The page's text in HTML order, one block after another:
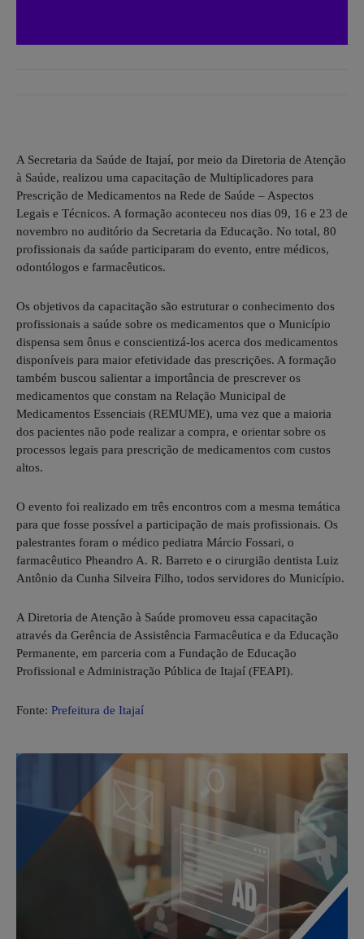
A Secretaria da Saúde de Itajaí, por meio da Diretoria de Atenção
à Saúde, realizou uma capacitação de Multiplicadores para
Prescrição de Medicamentos na Rede de Saúde – Aspectos
Legais e Técnicos. A formação aconteceu nos dias 09, 16 e 23 de
novembro no auditório da Secretaria da Educação. No total, 80
profissionais da saúde participaram do evento, entre médicos,
odontólogos e farmacêuticos.
Os objetivos da capacitação são estruturar o conhecimento dos
profissionais a saúde sobre os medicamentos que o Município
dispensa sem ônus e conscientizá-los acerca dos medicamentos
disponíveis para maior efetividade das prescrições. A formação
também buscou salientar a importância de prescrever os
medicamentos que constam na Relação Municipal de
Medicamentos Essenciais (REMUME), uma vez que a maioria
dos pacientes não pode realizar a compra, e orientar sobre os
processos legais para prescrição de medicamentos com custos
altos.
O evento foi realizado em três encontros com a mesma temática
para que fosse possível a participação de mais profissionais. Os
palestrantes foram o médico pediatra Márcio Fossari, o
farmacêutico Pheandro A. R. Barreto e o cirurgião dentista Luiz
Antônio da Cunha Silveira Filho, todos servidores do Município.
A Diretoria de Atenção à Saúde promoveu essa capacitação
através da Gerência de Assistência Farmacêutica e da Educação
Permanente, em parceria com a Fundação de Educação
Profissional e Administração Pública de Itajaí (FEAPI).
Fonte: Prefeitura de Itajaí